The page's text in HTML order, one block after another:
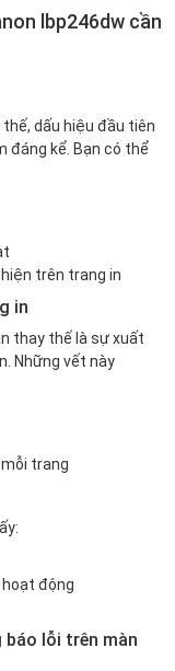
lbp246dw cần
thế, dấu hiệu đầu tiên
đáng kể. Bạn có thể
trên trang in
in
thay thế là sự xuất
Những vết này
trang
động
báo lỗi trên màn